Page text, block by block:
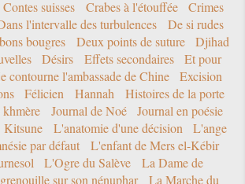
Contes suisses Crabes à l'étouffée
Crimes
l'intervalle des turbulences
De si rudes
bougres Deux points de suture
Djihad
Désirs Effets secondaires
Et pour
contourne l'ambassade de Chine
Excision
Félicien Hannah
Histoires de la porte
khmère Journal de Noé
Journal en poésie
Kitsune L'anatomie d'une décision
L'ange
par défaut
L'enfant de Mers el-Kébir
L'Ogre du Salève
La Dame de
sur son nénuphar
La Marche du